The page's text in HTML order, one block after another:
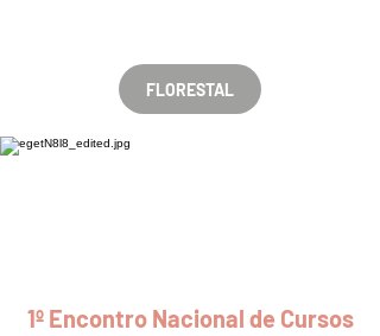
FLORESTAL
1º Encontro Nacional de Cursos